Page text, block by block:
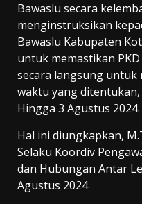
Bawaslu secara
menginstruksikan
Bawaslu Kabupaten
untuk memastikan
secara langsung untuk
waktu yang
Hingga 3 Agustus 2024.
Hal ini diungkapkan,
Selaku Koordiv
dan Hubungan Antar
Agustus 2024